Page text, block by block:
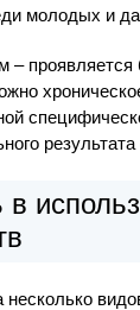
молодых и
проявляется